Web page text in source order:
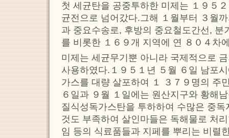
첫 세균탄을 공중투하한 미제는 １９５
균전으로 넘어갔다.그해 １월부터 ３월
과 중요수송로, 후방의 중요철도간선, 분
를 비롯한 １６９개 지역에 연 ８０４차
미제는 세균무기뿐 아니라 국제적으로
사용하였다.１９５１년 ５월 ６일 남포
가스를 대량 살포하여 １ ３７９명의 주
６일과 ９월 １일에는 원산지구와 황해
질식성독가스탄을 투하하여 수많은 중
것도 부족하여 살인마들은 독해물로 처
임 등의 식료품들과 지페를 뿌리는 비렬